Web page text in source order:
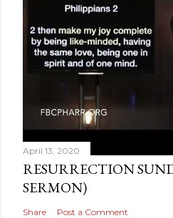
April 13, 2020
RESURRECTION
SERMON)
Share Post a Comment